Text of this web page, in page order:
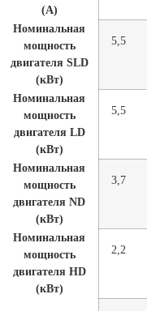
(A)
Номинальная
мощность
двигателя SLD
(кВт)
5,5
Номинальная
мощность
двигателя LD
(кВт)
5,5
Номинальная
мощность
двигателя ND
(кВт)
3,7
Номинальная
мощность
двигателя HD
(кВт)
2,2